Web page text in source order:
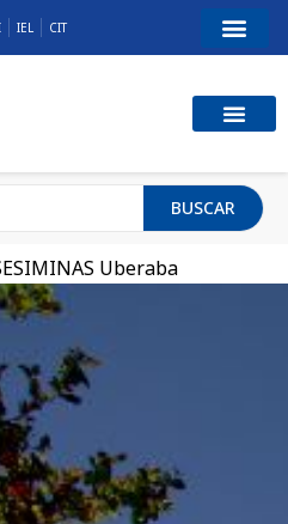
IEL CIT
BUSCAR
Uberaba